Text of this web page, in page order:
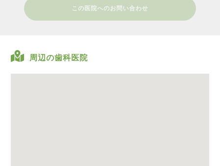
この医院へのお問い合わせ
周辺の歯科医院